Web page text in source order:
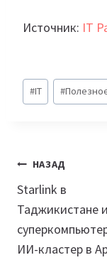
Источник: IT
Метки
записи:
#IT #
по
записям
НАЗАД
Starlink в
Таджикистане и
ИИ-кластер в